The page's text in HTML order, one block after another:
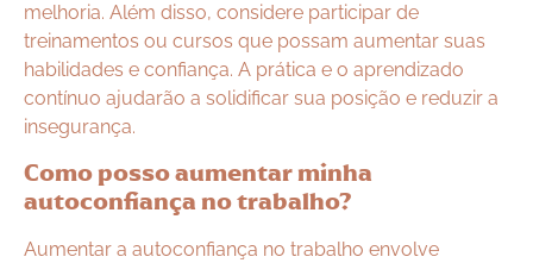
melhoria. Além disso, considere participar de
treinamentos ou cursos que possam aumentar suas
habilidades e confiança. A prática e o aprendizado
contínuo ajudarão a solidificar sua posição e reduzir a
insegurança.
Como posso aumentar minha
autoconfiança no trabalho?
Aumentar a autoconfiança no trabalho envolve